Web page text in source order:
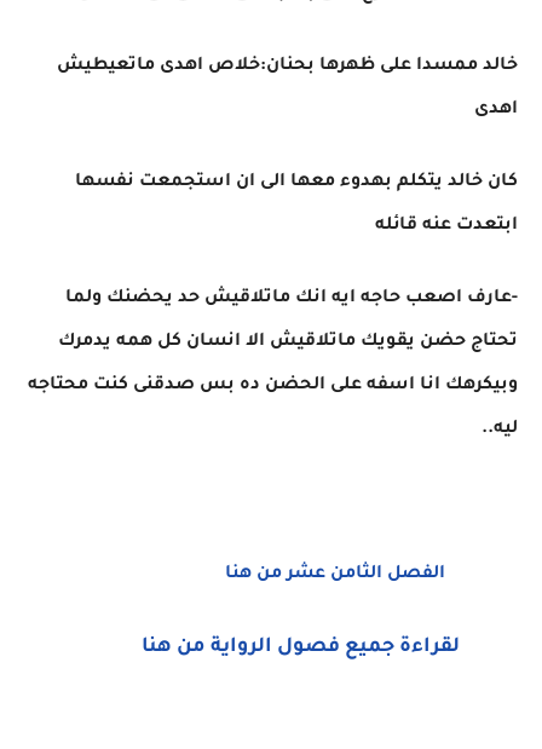
خالد ممسدا على ظهرها بحنان:خلاص اهدى ماتعيطيش
اهدى
كان خالد يتكلم بهدوء معها الى ان استجمعت نفسها
ابتعدت عنه قائله
-عارف اصعب حاجه ايه انك ماتلاقيش حد يحضنك ولما
تحتاج حضن يقويك ماتلاقيش الا انسان كل همه يدمرك
وبيكرهك انا اسفه على الحضن ده بس صدقنى كنت محتاجه
ليه..
الفصل الثامن عشر من هنا
لقراءة جميع فصول الرواية من هنا